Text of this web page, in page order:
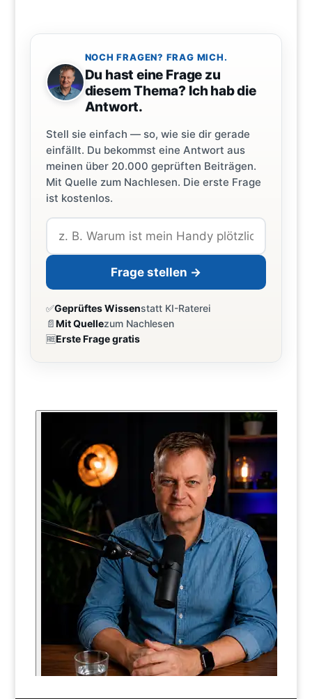
NOCH FRAGEN? FRAG MICH.
Du hast eine Frage zu
diesem Thema? Ich hab die
Antwort.
Stell sie einfach — so, wie sie dir gerade
einfällt. Du bekommst eine Antwort aus
meinen über 20.000 geprüften Beiträgen.
Mit Quelle zum Nachlesen. Die erste Frage
ist kostenlos.
Frage stellen →
✅Geprüftes Wissenstatt KI-Raterei
📄Mit Quellezum Nachlesen
🆓Erste Frage gratis